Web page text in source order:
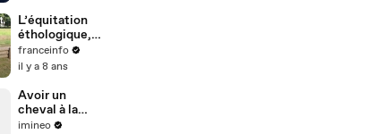
chevaux de
compétition
L’équitation
éthologique,
"une façon
plus douce et
travailler le
cheval"
franceinfo
il y a 8 ans
Avoir un
cheval à la
maison
imineo